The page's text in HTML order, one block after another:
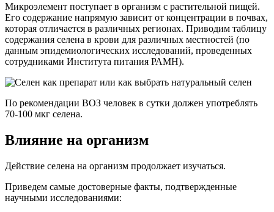
Микроэлемент поступает в организм с растительной пищей.
Его содержание напрямую зависит от концентрации в почвах,
которая отличается в различных регионах. Приводим таблицу
содержания селена в крови для различных местностей (по
данным эпидемиологических исследований, проведенных
сотрудниками Института питания РАМН).
По рекомендации ВОЗ человек в сутки должен употреблять
70-100 мкг селена.
Влияние на организм
Действие селена на организм продолжает изучаться.
Приведем самые достоверные факты, подтвержденные
научными исследованиями: